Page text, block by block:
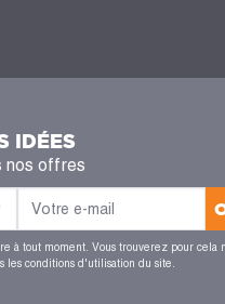
IDÉES
nos offres
à tout moment. Vous trouverez pour cela
les conditions d'utilisation du site.